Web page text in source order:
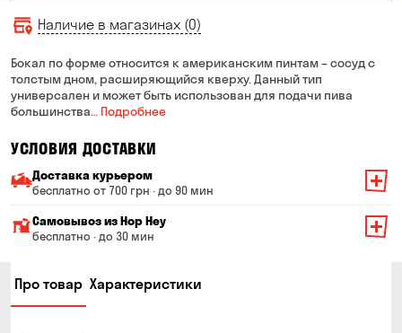
Наличие в магазинах (0)
Бокал по форме относится к американским пинтам – сосуд с
толстым дном, расширяющийся кверху. Данный тип
универсален и может быть использован для подачи пива
большинства… Подробнее
УСЛОВИЯ ДОСТАВКИ
Доставка курьером
бесплатно от 700 грн · до 90 мин
Минимальная сумма всего заказа — 200 грн
Стоимость доставки зависит от суммы всего заказа:
От 300 до 399 грн
Самовывоз из Hop Hey
бесплатно · до 30 мин
Время сборки заказа — до 30 мин
Можете без очереди забрать из магазина в удобное
Про товар Характеристики